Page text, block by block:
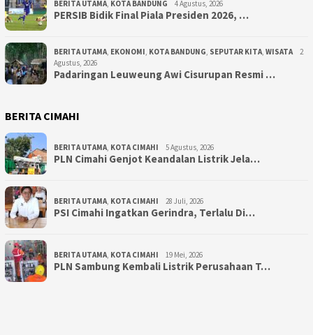
BERITA UTAMA, KOTA BANDUNG 4 Agustus, 2026
PERSIB Bidik Final Piala Presiden 2026, …
BERITA UTAMA, EKONOMI, KOTA BANDUNG, SEPUTAR KITA, WISATA
2
Agustus, 2026
Padaringan Leuweung Awi Cisurupan Resmi …
BERITA CIMAHI
BERITA UTAMA, KOTA CIMAHI 5 Agustus, 2026
PLN Cimahi Genjot Keandalan Listrik Jela…
BERITA UTAMA, KOTA CIMAHI 28 Juli, 2026
PSI Cimahi Ingatkan Gerindra, Terlalu Di…
BERITA UTAMA, KOTA CIMAHI 19 Mei, 2026
PLN Sambung Kembali Listrik Perusahaan T…